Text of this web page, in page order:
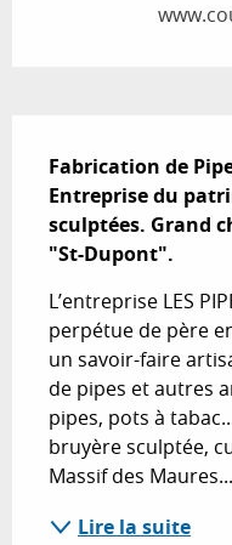
Fabrication de
Entreprise du
sculptées. Grand
"St-Dupont".
L’entreprise LES
perpétue de père
un savoir-faire
de pipes et autres
pipes, pots à
bruyère sculptée,
Massif des
Lire la suite